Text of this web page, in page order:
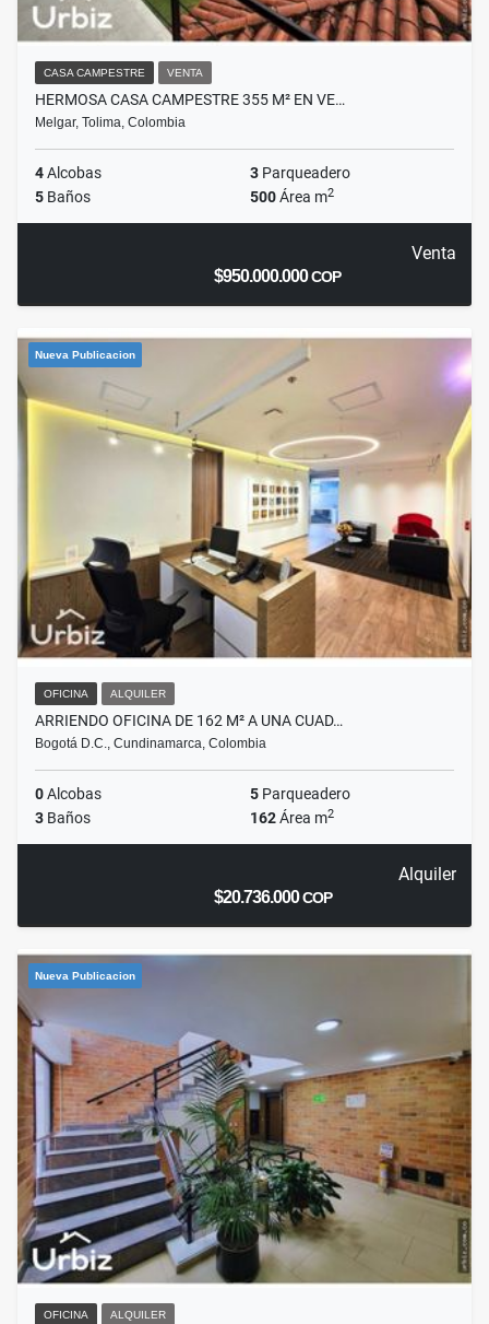
CASA CAMPESTRE VENTA
HERMOSA CASA CAMPESTRE 355 M² EN VE…
Melgar, Tolima, Colombia
4Alcobas 3 Parqueadero
5 Baños 500Área m2
Venta
$950.000.000COP
Nueva Publicacion
OFICINA ALQUILER
ARRIENDO OFICINA DE 162 M² A UNA CUAD…
Bogotá D.C., Cundinamarca, Colombia
0Alcobas 5 Parqueadero
3 Baños 162Área m2
Alquiler
$20.736.000COP
Nueva Publicacion
OFICINA ALQUILER